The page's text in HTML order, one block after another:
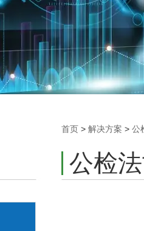
首页 > 解决方案 > 公
公检